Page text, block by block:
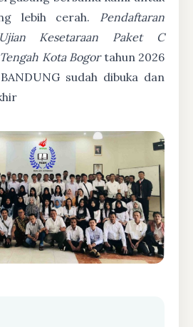
lebih cerah. Pendaftaran
Kesetaraan Paket C
Kota Bogortahun 2026
sudah dibuka dan